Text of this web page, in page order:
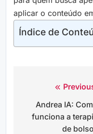
aplicar o conteúdo
Índice de
Navegação
Post
Andrea IA:
funciona a
de